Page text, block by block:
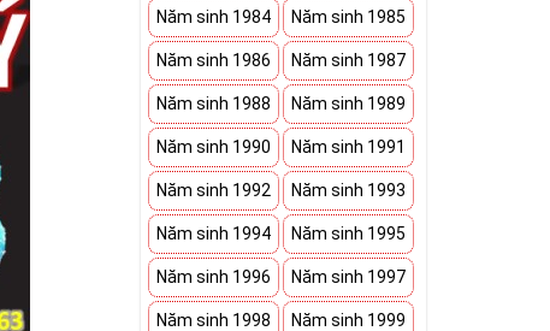
Năm sinh 1984 Năm sinh 1985
Năm sinh 1986 Năm sinh 1987
Năm sinh 1988 Năm sinh 1989
Năm sinh 1990 Năm sinh 1991
Năm sinh 1992 Năm sinh 1993
Năm sinh 1994 Năm sinh 1995
Năm sinh 1996 Năm sinh 1997
Năm sinh 1998 Năm sinh 1999